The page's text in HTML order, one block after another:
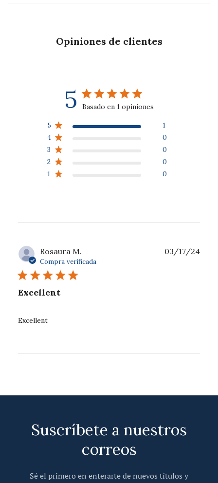
Opiniones de clientes
5 Basado en 1 opiniones
5
1
4
0
3
0
2
0
1
0
Rosaura M.
Compra verificada
Excellent
Excellent
03/17/24
Suscríbete a nuestros
correos
Sé el primero en enterarte de nuevos títulos y